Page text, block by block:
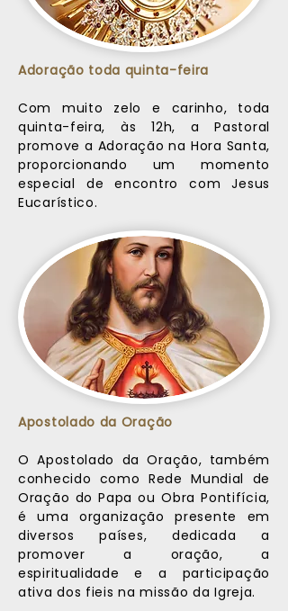
Adoração toda quinta-feira
Com muito zelo e carinho, toda
quinta-feira, às 12h, a Pastoral
promove a Adoração na Hora Santa,
proporcionando um momento
especial de encontro com Jesus
Eucarístico.
Apostolado da Oração
O Apostolado da Oração, também
conhecido como Rede Mundial de
Oração do Papa ou Obra Pontifícia,
é uma organização presente em
diversos países, dedicada a
promover a oração, a
espiritualidade e a participação
ativa dos fieis na missão da Igreja.